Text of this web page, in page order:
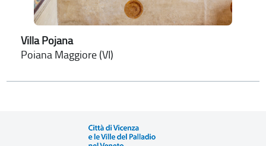
Villa Pojana
Poiana Maggiore (VI)